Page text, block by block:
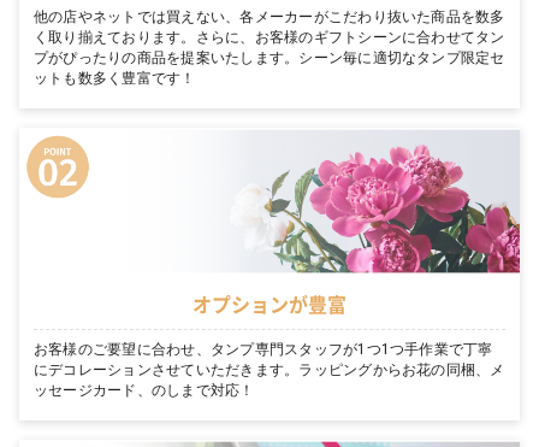
他の店やネットでは買えない、各メーカーがこだわり抜いた商品を数多
く取り揃えております。さらに、お客様のギフトシーンに合わせてタン
プがぴったりの商品を提案いたします。シーン毎に適切なタンプ限定セ
ットも数多く豊富です！
オプションが豊富
お客様のご要望に合わせ、タンプ専門スタッフが1つ1つ手作業で丁寧
にデコレーションさせていただきます。ラッピングからお花の同梱、メ
ッセージカード、のしまで対応！